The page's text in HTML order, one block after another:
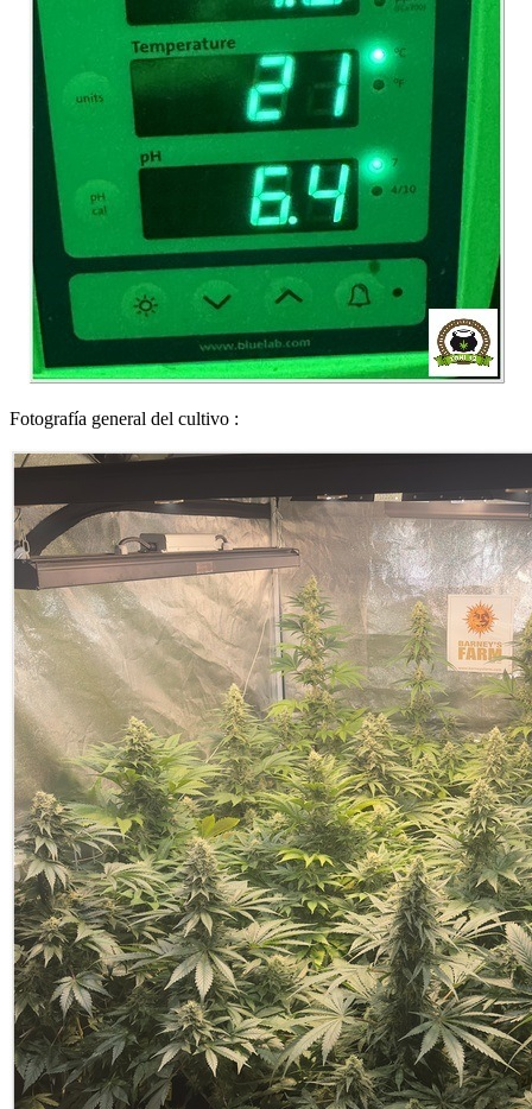
Fotografía general del cultivo :